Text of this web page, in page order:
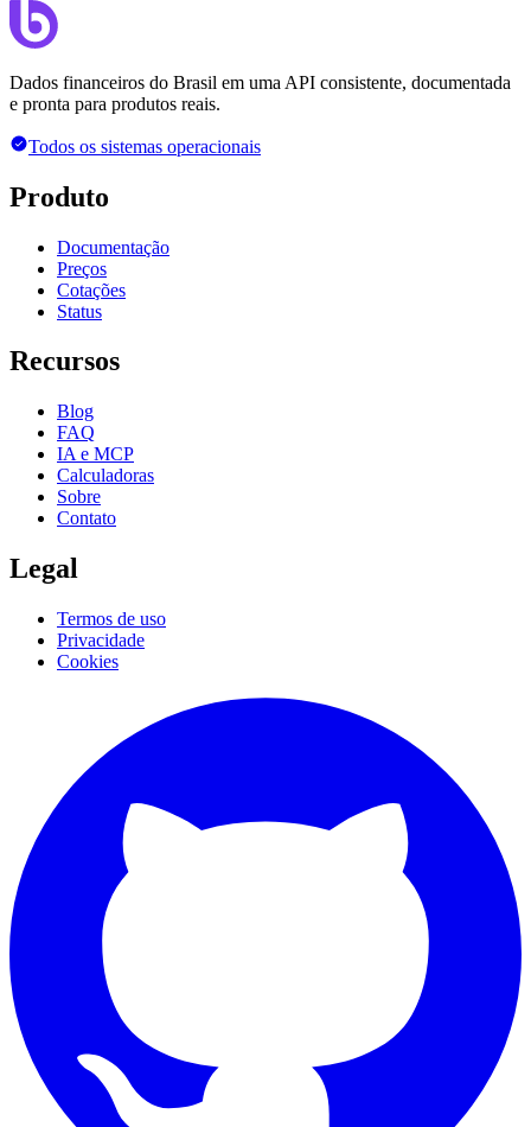
Dados financeiros do Brasil em uma API consistente, documentada
e pronta para produtos reais.
Todos os sistemas operacionais
Produto
Documentação
Preços
Cotações
Status
Recursos
Blog
FAQ
IA e MCP
Calculadoras
Sobre
Contato
Legal
Termos de uso
Privacidade
Cookies